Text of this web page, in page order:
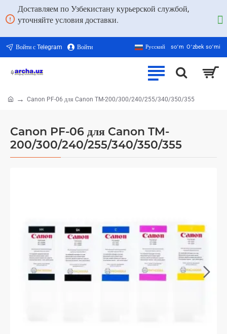
Доставляем по Узбекистану курьерской службой,
уточняйте условия доставки.
Войти с Telegram Войти Русский soʻm Oʻzbek soʻmi
Canon PF-06 для Canon TM-
200/300/240/255/340/350/355
Canon PF-06 для Canon TM-200/300/240/255/340/350/355